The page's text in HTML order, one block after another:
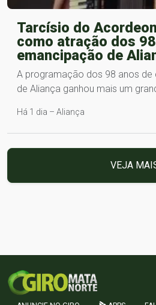
Tarcísio do
como atração dos
emancipação de
A programação dos 98 anos
de Aliança ganhou mais um
Há 1 dia – Aliança
VEJA